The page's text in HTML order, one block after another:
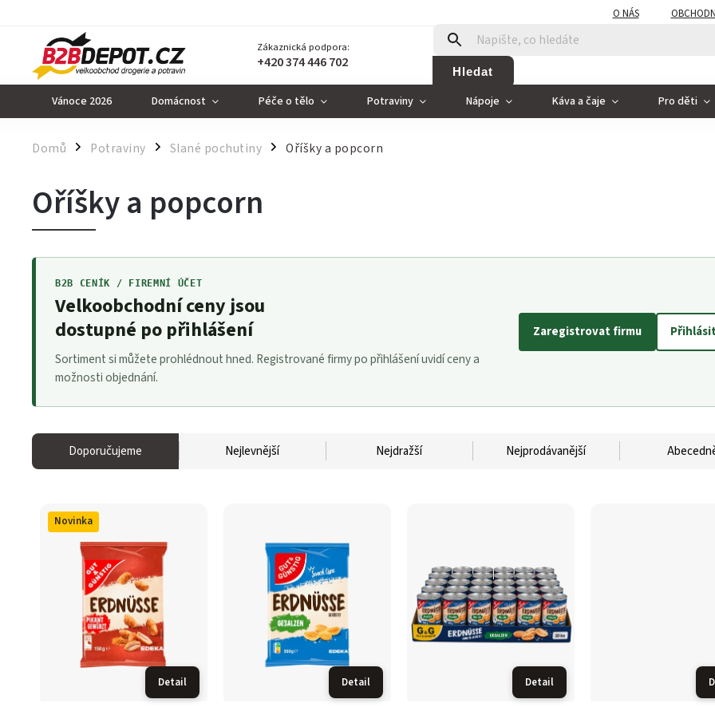
O NÁS
Zákaznická podpora:
+420 374 446 702 Hledat
Vánoce 2026 Domácnost Péče o tělo Potraviny Nápoje Káva a čaje Pro děti
Domů / Potraviny / Slané pochutiny / Oříšky a popcorn
Oříšky a popcorn
B2B CENÍK / FIREMNÍ ÚČET
Velkoobchodní ceny jsou
dostupné po přihlášení
Sortiment si můžete prohlédnout hned. Registrované firmy po přihlášení uvidí ceny a
možnosti objednání.
Zaregistrovat firmu
Doporučujeme Nejlevnější Nejdražší Nejprodávanější
Novinka
Detail Detail Detail